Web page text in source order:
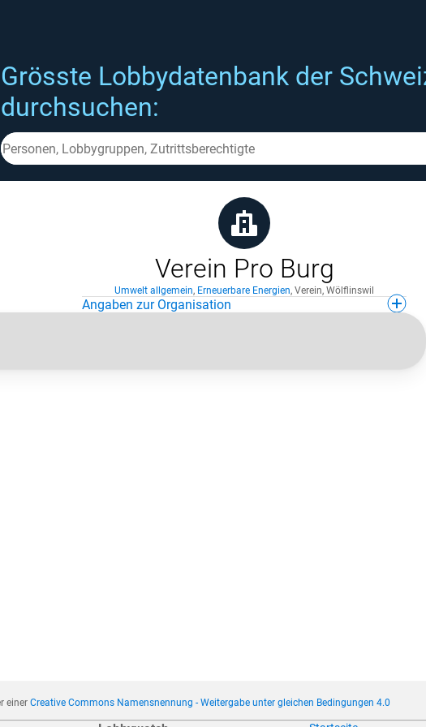
Grösste Lobbydatenbank der
durchsuchen:
Verein Pro Burg
Umwelt allgemein, Erneuerbare Energien, Verein, Wölflinswil
Angaben zur Organisation
einerCreative Commons Namensnennung - Weitergabe unter gleichen Bedingungen 4.0